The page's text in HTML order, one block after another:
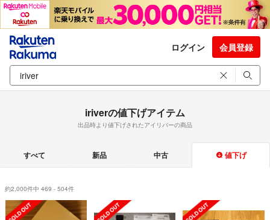
ログイン 会員登録
iriverの値下げアイテム
出品時より値下げされたアイリバーの商品
すべて 新品 中古 値下げ
約2,000件中 469 - 504件